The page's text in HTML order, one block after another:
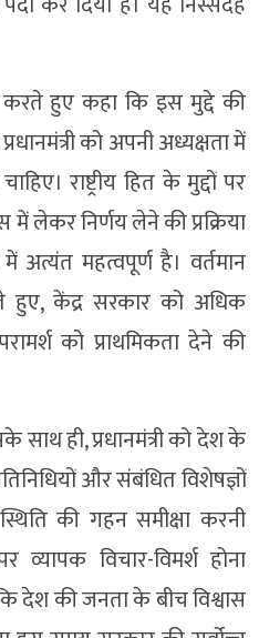
करते हुए कहा कि इस मुद्दे की
को अपनी अध्यक्षता में
राष्ट्रीय हित के मुद्दों पर
लेकर निर्णय लेने की प्रक्रिया
महत्वपूर्ण है। वर्तमान
हुए, केंद्र सरकार को अधिक
को प्राथमिकता देने की
ही, प्रधानमंत्री को देश के
और संबंधित विशेषज्ञों
की गहन समीक्षा करनी
विचार-विमर्श होना
देश की जनता के बीच विश्वास